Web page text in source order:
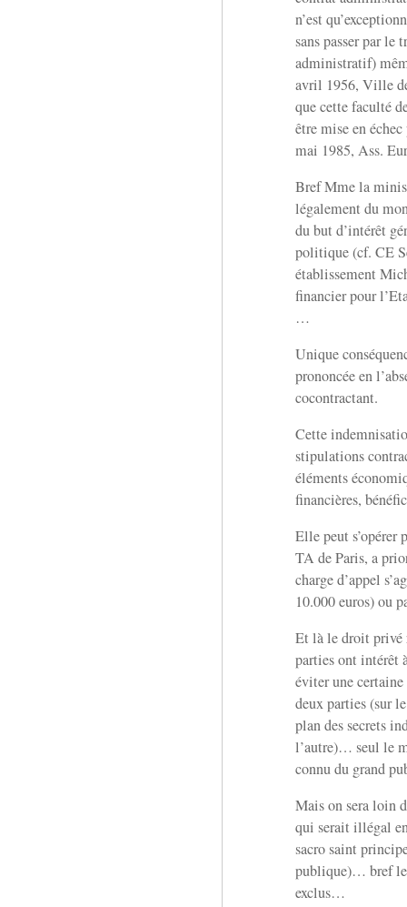
n’est
sans passer par le
administratif)
avril 1956, Ville
que cette faculté
être mise en
mai 1985, Ass.
Bref Mme la
légalement du
du but d’intérêt
politique (cf. CE
établissement
financier pour
…
Unique
prononcée en
cocontractant.
Cette
stipulations
éléments
financières,
Elle peut
TA de Paris, a
charge d’appel
10.000 euros) ou
Et là le droit
parties ont intérêt
éviter une
deux parties (sur
plan des secrets
l’autre)… seul le
connu du grand
Mais on sera loin
qui serait illégal
sacro saint
publique)… bref
exclus…